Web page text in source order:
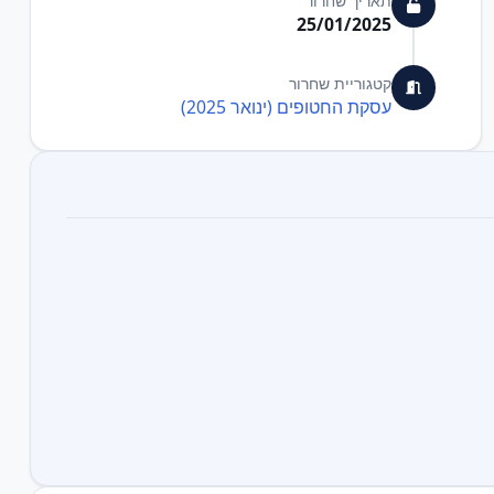
25/01/2025
קטגוריית שחרור
עסקת החטופים (ינואר 2025)